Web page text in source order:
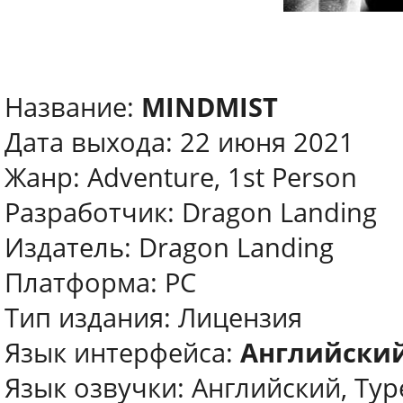
Название: MINDMIST
Дата выхода: 22 июня 2021
Жанр: Adventure, 1st Person
Разработчик: Dragon Landing
Издатель: Dragon Landing
Платформа: PC
Тип издания: Лицензия
Язык интерфейса:
Язык озвучки: Английский,